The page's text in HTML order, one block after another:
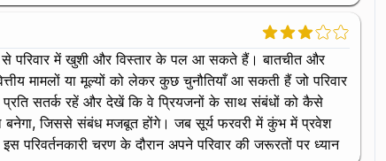
से परिवार में खुशी और विस्तार के पल आ सकते हैं। बातचीत और
मामलों या मूल्यों को लेकर कुछ चुनौतियाँ आ सकती हैं जो परिवार
के प्रति सतर्क रहें और देखें कि वे प्रियजनों के साथ संबंधों को कैसे
बनेगा, जिससे संबंध मजबूत होंगे। जब सूर्य फरवरी में कुंभ में प्रवेश
चरण के दौरान अपने परिवार की जरूरतों पर ध्यान